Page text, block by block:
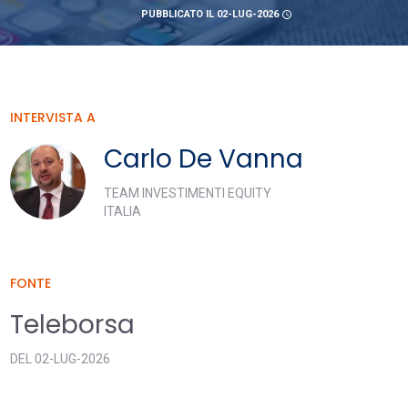
PUBBLICATO IL 02-LUG-2026 schedule
INTERVISTA A
Carlo De Vanna
TEAM INVESTIMENTI EQUITY
ITALIA
FONTE
Teleborsa
DEL 02-LUG-2026